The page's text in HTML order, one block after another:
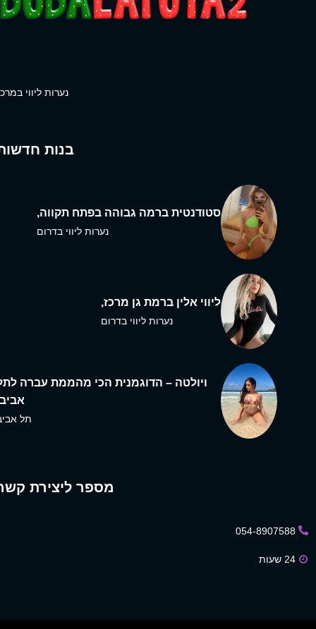
נערות ליווי
בנות
סטודנטית ברמה גבוהה בפתח תקווה,
נערות ליווי בדרום
ליווי אלין ברמת גן מרכז,
נערות ליווי בדרום
ויולטה – הדוגמנית הכי מהממת עברה
תל
מספר ליצירת
054-8907588
24 שעות